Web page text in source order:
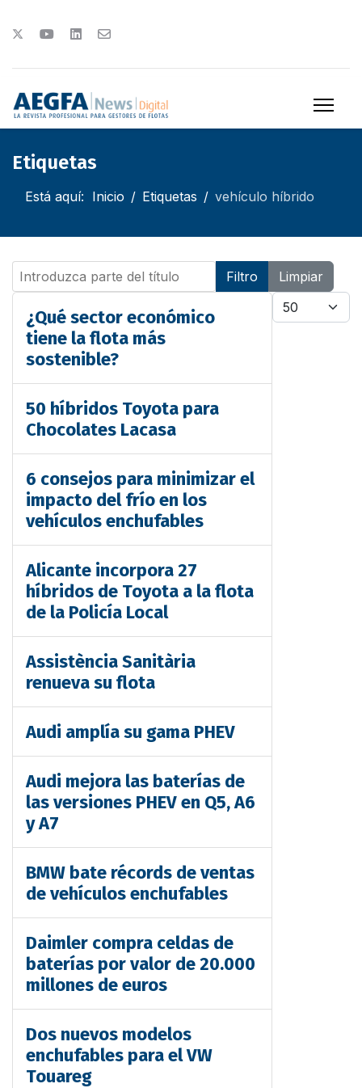
Etiquetas
Está aquí: Inicio Etiquetas vehículo híbrido
Introduzca parte del título Filtro
Limpiar
Cantidad
¿Qué sector económico
tiene la flota más
sostenible?
50 híbridos Toyota para
Chocolates Lacasa
6 consejos para minimizar el
impacto del frío en los
vehículos enchufables
Alicante incorpora 27
híbridos de Toyota a la flota
de la Policía Local
Assistència Sanitària
renueva su flota
Audi amplía su gama PHEV
Audi mejora las baterías de
las versiones PHEV en Q5, A6
y A7
BMW bate récords de ventas
de vehículos enchufables
Daimler compra celdas de
baterías por valor de 20.000
millones de euros
Dos nuevos modelos
enchufables para el VW
Touareg